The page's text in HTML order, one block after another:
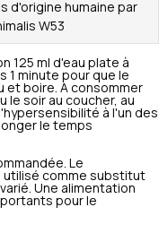
d'origine humaine par
W53
125 ml d'eau plate à
1 minute pour que le
et boire. A consommer
le soir au coucher, au
à l'un des
le temps
Le
utilisé comme substitut
Une alimentation
pour le